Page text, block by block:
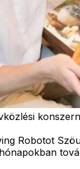
Robotot